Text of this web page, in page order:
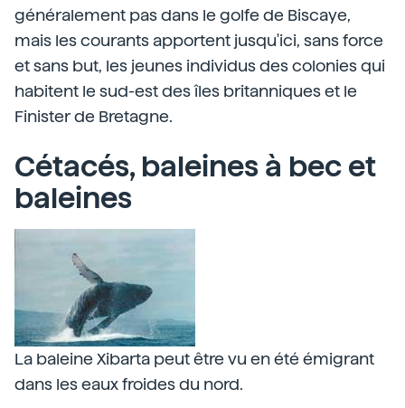
généralement pas dans le golfe de Biscaye,
mais les courants apportent jusqu'ici, sans force
et sans but, les jeunes individus des colonies qui
habitent le sud-est des îles britanniques et le
Finister de Bretagne.
Cétacés, baleines à bec et
baleines
La baleine Xibarta peut être vu en été émigrant
dans les eaux froides du nord.